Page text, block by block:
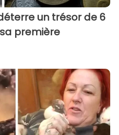
un trésor de 6
première